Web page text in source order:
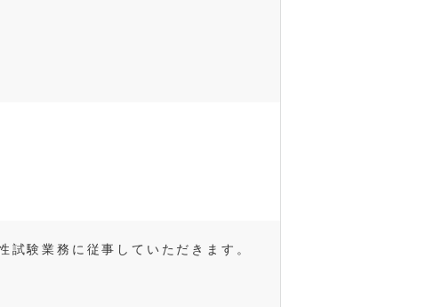
試験業務に従事していただきます。